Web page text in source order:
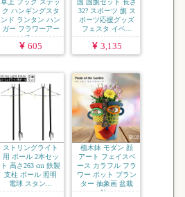
卓上 フック ステッ
ク ハンギングスタ
ンド ランタン ハン
ガー フラワーアー
チ...
605
国 国旗セット 長さ
32? スポーツ 旗 ス
ポーツ応援グッズ
フェスタ イベ...
3,135
ストリングライト
用 ポール 2本セッ
ト 高さ263 cm 鉄製
支柱 ポール 照明
電球 スタン...
植木鉢 モダン 顔
アート フェイスベ
ース カラフル フラ
ワー ポット プラン
ター 抽象画 盆栽
鉢...